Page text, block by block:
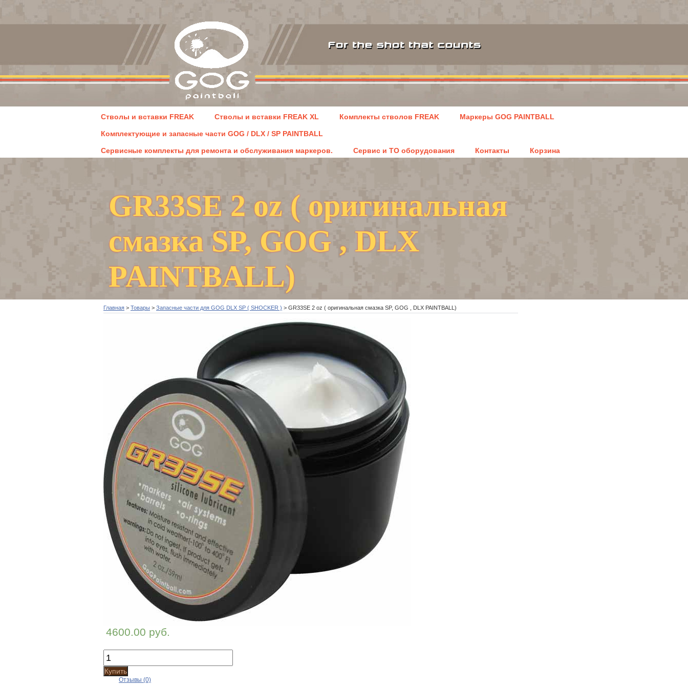
Стволы и вставки FREAK Стволы и вставки FREAK XL Комплекты стволов FREAK Маркеры GOG PAINTBALL
Комплектующие и запасные части GOG / DLX / SP PAINTBALL
Сервисные комплекты для ремонта и обслуживания маркеров. Сервис и ТО оборудования Контакты Корзина
GR33SE 2 oz ( оригинальная
смазка SP, GOG , DLX
PAINTBALL)
Главная > Товары > Запасные части для GOG DLX SP ( SHOCKER ) > GR33SE 2 oz ( оригинальная смазка SP, GOG , DLX PAINTBALL)
4600.00 руб.
Купить
Отзывы (0)